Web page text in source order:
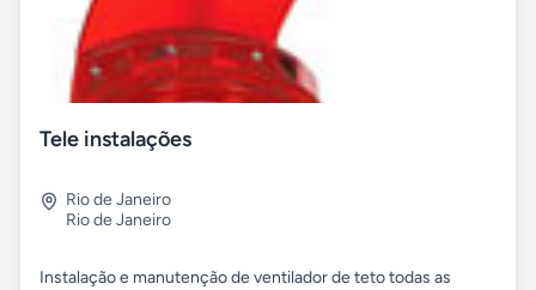
Tele instalações
Rio de Janeiro
Rio de Janeiro
Instalação e manutenção de ventilador de teto todas as